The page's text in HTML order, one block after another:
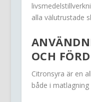
alla välutrustade
OCH
Citronsyra är en
både i